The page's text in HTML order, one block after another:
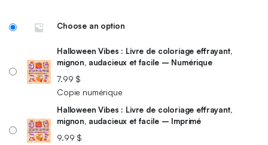
Choose an option
Halloween Vibes : Livre de coloriage effrayant,
mignon, audacieux et facile – Numérique
7.99 $
Copie numérique
Halloween Vibes : Livre de coloriage effrayant,
mignon, audacieux et facile – Imprimé
9.99 $